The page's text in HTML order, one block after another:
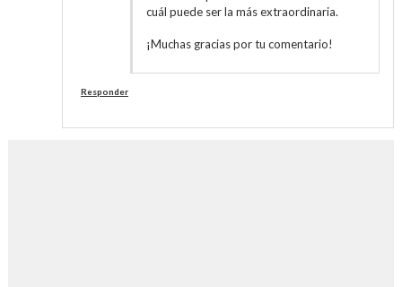
cuál puede ser la más extraordinaria.
¡Muchas gracias por tu comentario!
Responder